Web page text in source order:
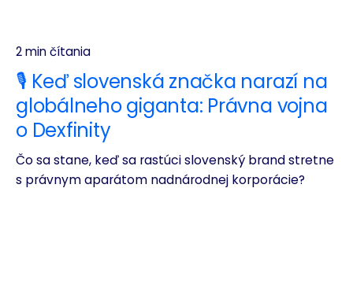
2 min čítania
🎙️ Keď slovenská značka narazí na
globálneho giganta: Právna vojna
o Dexfinity
Čo sa stane, keď sa rastúci slovenský brand stretne
s právnym aparátom nadnárodnej korporácie?